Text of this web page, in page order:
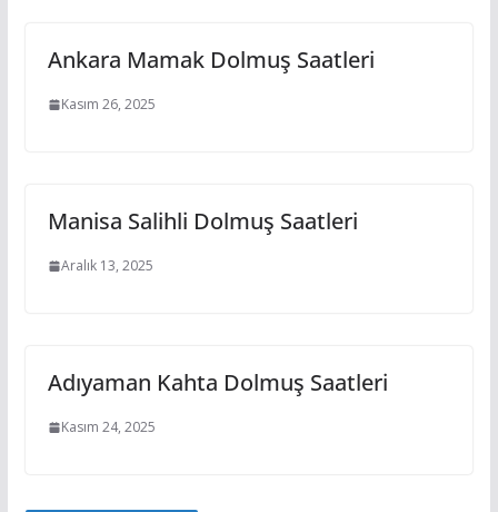
Ankara Mamak Dolmuş Saatleri
Kasım 26, 2025
Manisa Salihli Dolmuş Saatleri
Aralık 13, 2025
Adıyaman Kahta Dolmuş Saatleri
Kasım 24, 2025